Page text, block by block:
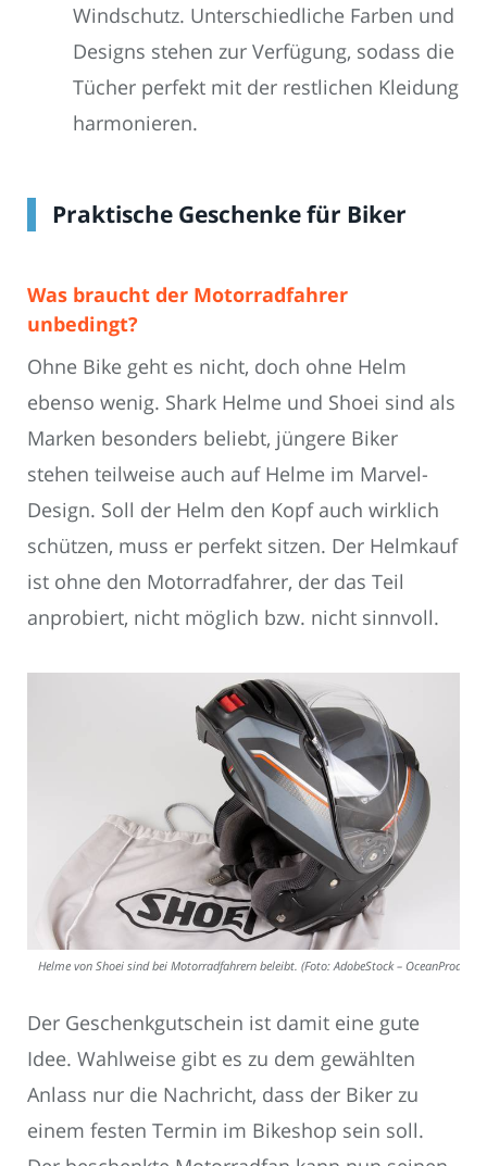
Windschutz. Unterschiedliche Farben und
Designs stehen zur Verfügung, sodass die
Tücher perfekt mit der restlichen Kleidung
harmonieren.
Praktische Geschenke für Biker
Was braucht der Motorradfahrer
unbedingt?
Ohne Bike geht es nicht, doch ohne Helm
ebenso wenig. Shark Helme und Shoei sind als
Marken besonders beliebt, jüngere Biker
stehen teilweise auch auf Helme im Marvel-
Design. Soll der Helm den Kopf auch wirklich
schützen, muss er perfekt sitzen. Der Helmkauf
ist ohne den Motorradfahrer, der das Teil
anprobiert, nicht möglich bzw. nicht sinnvoll.
Helme von Shoei sind bei Motorradfahrern beleibt. (Foto: AdobeStock – OceanProd)
Der Geschenkgutschein ist damit eine gute
Idee. Wahlweise gibt es zu dem gewählten
Anlass nur die Nachricht, dass der Biker zu
einem festen Termin im Bikeshop sein soll.